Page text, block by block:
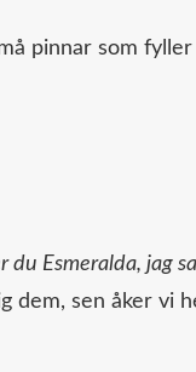
pinnar som fyller
du Esmeralda, jag
dem, sen åker vi